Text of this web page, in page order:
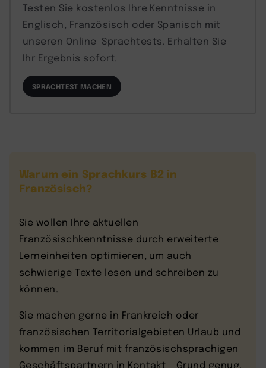
Testen Sie kostenlos Ihre Kenntnisse in
Englisch, Französisch oder Spanisch mit
unseren Online-Sprachtests. Erhalten Sie
Ihr Ergebnis sofort.
SPRACHTEST MACHEN
Warum ein Sprachkurs B2 in
Französisch?
Sie wollen Ihre aktuellen
Französischkenntnisse durch erweiterte
Lerneinheiten optimieren, um auch
schwierige Texte lesen und schreiben zu
können.
Sie machen gerne in Frankreich oder
französischen Territorialgebieten Urlaub und
kommen im Beruf mit französischsprachigen
Geschäftspartnern in Kontakt – Grund genug,